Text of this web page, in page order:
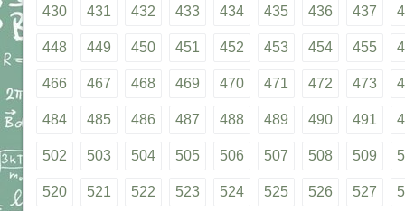
430 431 432 433 434 435 436 437
448 449 450 451 452 453 454 455
466 467 468 469 470 471 472 473
484 485 486 487 488 489 490 491
502 503 504 505 506 507 508 509
520 521 522 523 524 525 526 527